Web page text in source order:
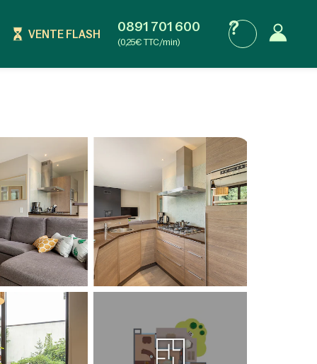
VENTE FLASH 0891 701 600
(0,25€ TTC/min)